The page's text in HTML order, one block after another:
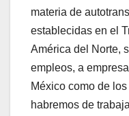
materia de
establecidas en el
América del Norte,
empleos, a
México como de
habremos de